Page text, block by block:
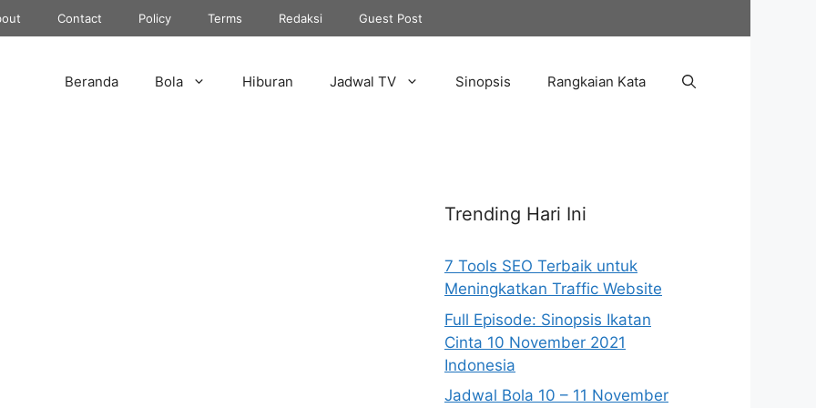
Contact Policy Terms Redaksi Guest Post
Beranda Bola Hiburan Jadwal TV Sinopsis Rangkaian Kata
Trending Hari Ini
7 Tools SEO Terbaik untuk
Meningkatkan Traffic Website
Full Episode: Sinopsis Ikatan
Cinta 10 November 2021
Indonesia
Jadwal Bola 10 – 11 November